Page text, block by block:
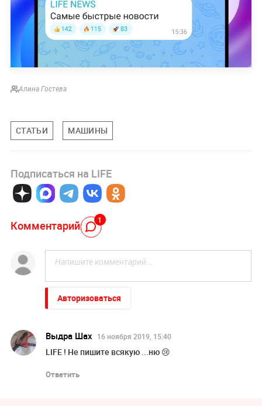
Алина Гостева
СТАТЬИ МАШИНЫ
Подписаться на LIFE
Комментарий 1
Авторизоваться
Выдра Шах 16 ноября 2019, 15:40
LIFE ! Не пишите всякую ...ню 😢
Ответить